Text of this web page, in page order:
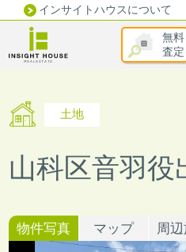
無料
査定
インサイトハウスについて
土地
山科区音羽
物件写真 マップ 周